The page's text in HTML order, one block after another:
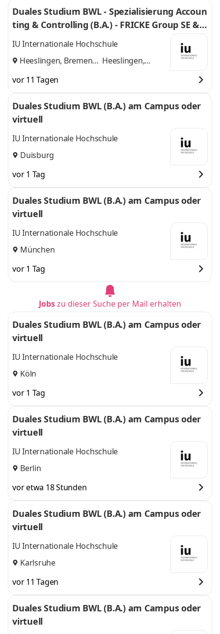
Duales Studium BWL - Spezialisierung Accoun
ting & Controlling (B.A.) - FRICKE Group SE & C
o. KG
IU Internationale Hochschule
Heeslingen, Bremen
Heeslingen,
vor 11 Tagen
Duales Studium BWL (B.A.) am Campus oder
virtuell
IU Internationale Hochschule
Duisburg
vor 1 Tag
Duales Studium BWL (B.A.) am Campus oder
virtuell
IU Internationale Hochschule
München
vor 1 Tag
Jobszu dieser Suche per Mail erhalten
Duales Studium BWL (B.A.) am Campus oder
virtuell
IU Internationale Hochschule
Köln
vor 1 Tag
Duales Studium BWL (B.A.) am Campus oder
virtuell
IU Internationale Hochschule
Berlin
vor etwa 18 Stunden
Duales Studium BWL (B.A.) am Campus oder
virtuell
IU Internationale Hochschule
Karlsruhe
vor 11 Tagen
Duales Studium BWL (B.A.) am Campus oder
virtuell